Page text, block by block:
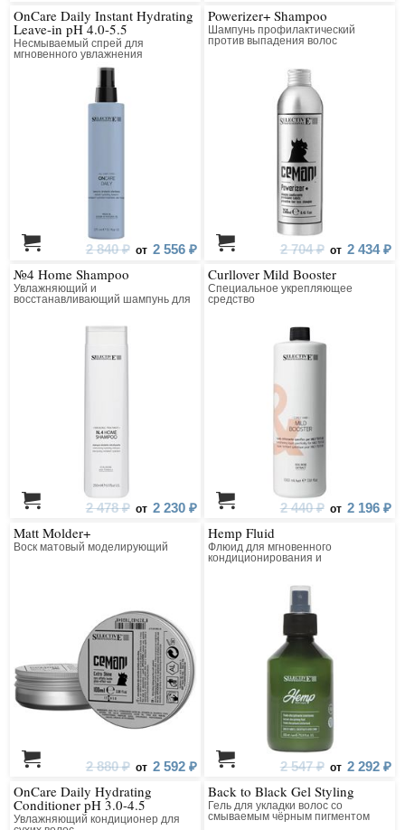
OnCare Daily Instant Hydrating
Leave-in pH 4.0-5.5
Несмываемый спрей для
мгновенного увлажнения
2 840 ₽ от 2 556 ₽
Powerizer+ Shampoo
Шампунь профилактический
против выпадения волос
2 704 ₽ от 2 434 ₽
№4 Home Shampoo
Увлажняющий и
восстанавливающий шампунь для
2 478 ₽ от 2 230 ₽
Curllover Mild Booster
Специальное укрепляющее
средство
2 440 ₽ от 2 196 ₽
Matt Molder+
Воск матовый моделирующий
2 880 ₽ от 2 592 ₽
Hemp Fluid
Флюид для мгновенного
кондиционирования и
2 547 ₽ от 2 292 ₽
OnCare Daily Hydrating
Conditioner pH 3.0-4.5
Увлажняющий кондиционер для
Back to Black Gel Styling
Гель для укладки волос со
смываемым чёрным пигментом